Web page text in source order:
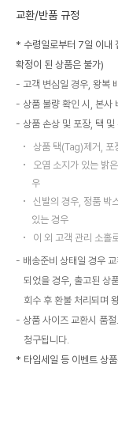
교환/반품 규정
* 수령일로부터 7일 이내
확정이 된 상품은 불가)
고객 변심일 경우, 왕복
상품 불량 확인 시, 본사
상품 손상 및 포장, 택 및
상품 택(Tag)제거, 포
오염 소지가 있는 밝
우
신발의 경우, 정품 박
있는 경우
이 외 고객 관리 소홀
배송준비 상태일 경우
되었을 경우, 출고된 상
회수 후 환불 처리되며
상품 사이즈 교환시 품
청구됩니다.
* 타임세일 등 이벤트 상